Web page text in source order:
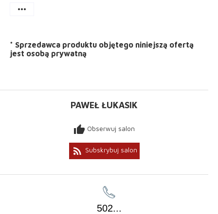
more_horiz
* Sprzedawca produktu objętego niniejszą ofertą
jest osobą prywatną
PAWEŁ ŁUKASIK
thumb_up Obserwuj salon
rss_feed Subskrybuj salon
502...